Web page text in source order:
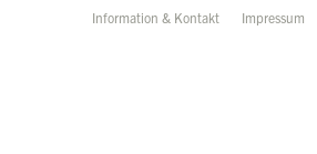
Information & Kontakt Impressum